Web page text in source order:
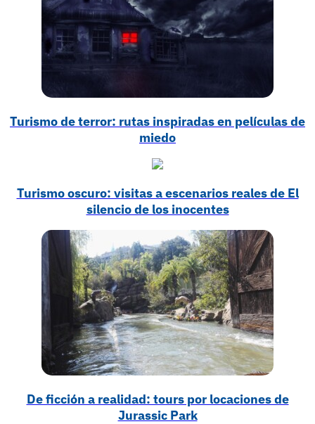
Turismo de terror: rutas inspiradas en películas de
miedo
Turismo oscuro: visitas a escenarios reales de El
silencio de los inocentes
De ficción a realidad: tours por locaciones de
Jurassic Park